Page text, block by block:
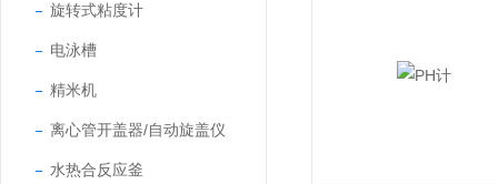
旋转式粘度计
电泳槽
精米机
离心管开盖器/自动旋盖仪
水热合反应釜